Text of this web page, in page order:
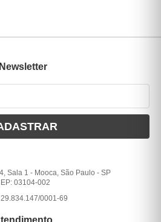
Newsletter
Sala 1 - Mooca, São Paulo -SP
03104-002
0001-69